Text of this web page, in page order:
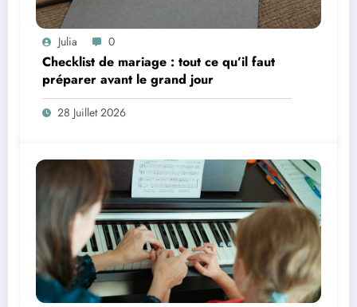
Julia 0
Checklist de mariage : tout ce qu’il faut
préparer avant le grand jour
28 Juillet 2026